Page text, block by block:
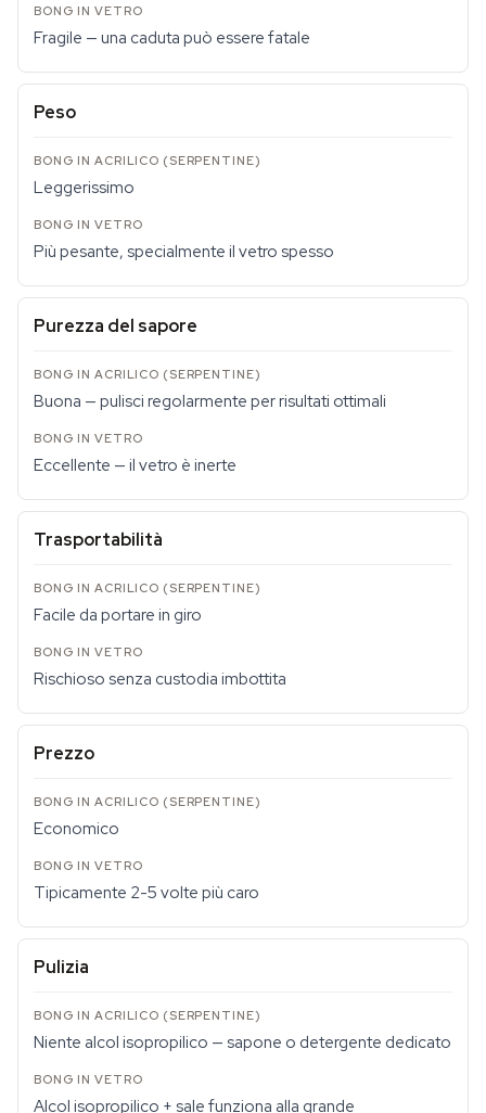
Fragile — una caduta può essere fatale
Peso
Leggerissimo
Più pesante, specialmente il vetro spesso
Purezza del sapore
Buona — pulisci regolarmente per risultati ottimali
Eccellente — il vetro è inerte
Trasportabilità
Facile da portare in giro
Rischioso senza custodia imbottita
Prezzo
Economico
Tipicamente 2-5 volte più caro
Pulizia
Niente alcol isopropilico — sapone o detergente dedicato
Alcol isopropilico + sale funziona alla grande